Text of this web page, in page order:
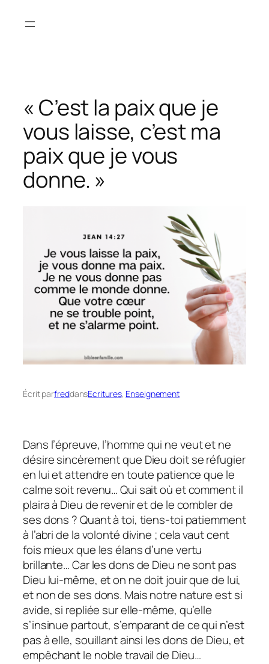
« C’est la paix que je
vous laisse, c’est ma
paix que je vous
donne. »
Écrit parfreddansEcritures, Enseignement
Dans l’épreuve, l’homme qui ne veut et ne
désire sincèrement que Dieu doit se réfugier
en lui et attendre en toute patience que le
calme soit revenu… Qui sait où et comment il
plaira à Dieu de revenir et de le combler de
ses dons ? Quant à toi, tiens-toi patiemment
à l’abri de la volonté divine ; cela vaut cent
fois mieux que les élans d’une vertu
brillante… Car les dons de Dieu ne sont pas
Dieu lui-même, et on ne doit jouir que de lui,
et non de ses dons. Mais notre nature est si
avide, si repliée sur elle-même, qu’elle
s’insinue partout, s’emparant de ce qui n’est
pas à elle, souillant ainsi les dons de Dieu, et
empêchant le noble travail de Dieu…